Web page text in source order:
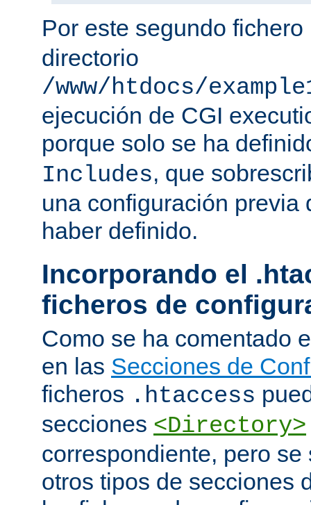
Por este segundo fichero
directorio
/www/htdocs/
ejecución de CGI
porque solo se ha
Includes, que
una configuración previa
haber definido.
Incorporando el
ficheros de
Como se ha comentado
en las Secciones de
ficheros .htaccess
secciones <Directory>
correspondiente, pero
otros tipos de secciones